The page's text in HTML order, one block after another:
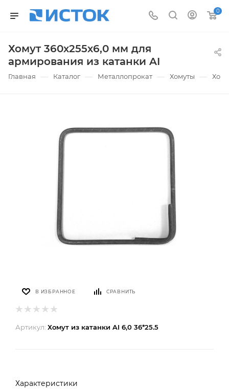
0
Хомут 360х255х6,0 мм для
армирования из катанки AI
Главная — Каталог — Металлопрокат — Хомуты —
В ИЗБРАННОЕ СРАВНИТЬ
Артикул: Хомут из катанки AI 6,0 36*25.5
Характеристики